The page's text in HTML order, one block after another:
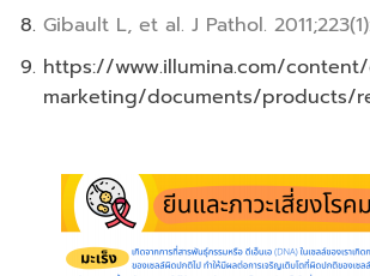
Gibault L, et al. J Pathol.
https://www.illumina.com/
marketing/documents/products/